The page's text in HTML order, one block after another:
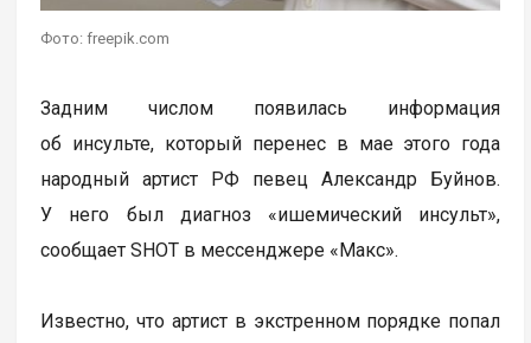
Фото: freepik.com
Задним числом появилась информация
об инсульте, который перенес в мае этого года
народный артист РФ певец Александр Буйнов.
У него был диагноз «ишемический инсульт»,
сообщает SHOT в мессенджере «Макс».
Известно, что артист в экстренном порядке попал